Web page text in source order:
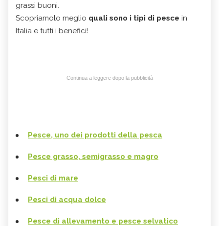
grassi buoni.
Scopriamolo meglio quali sono i tipi di pesce in
Italia e tutti i benefici!
Continua a leggere dopo la pubblicità
Pesce, uno dei prodotti della pesca
Pesce grasso, semigrasso e magro
Pesci di mare
Pesci di acqua dolce
Pesce di allevamento e pesce selvatico